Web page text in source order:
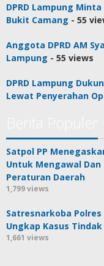
DPRD Lampung
Bukit Camang - 55
Anggota DPRD AM
Lampung - 55 views
DPRD Lampung
Lewat Penyerahan
Satpol PP
Untuk Mengawal
Peraturan Daerah
1,799 views
Satresnarkoba
Ungkap Kasus
1,661 views